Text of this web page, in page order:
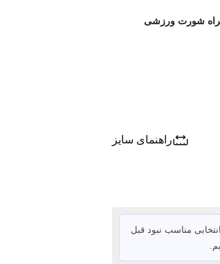
راهنمای سایز
مناسب نبود قبل